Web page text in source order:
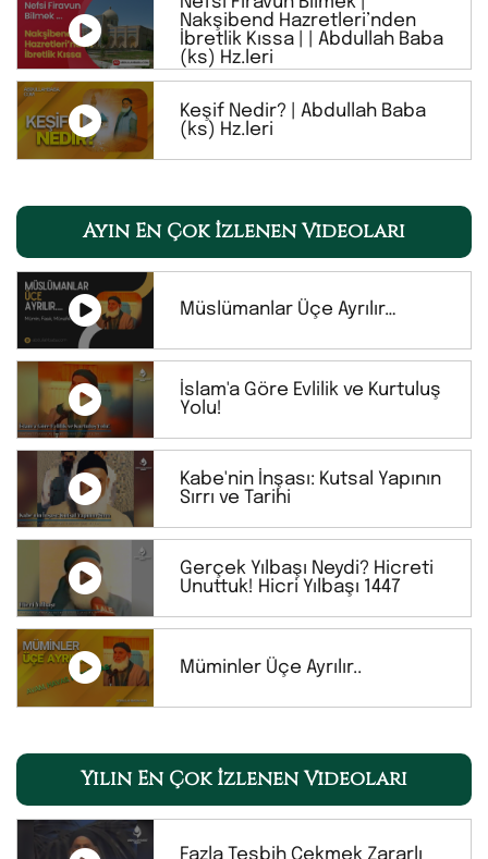
Nakşibend Hazretleri’nden
İbretlik Kıssa | | Abdullah Baba
(ks) Hz.leri
Keşif Nedir? | Abdullah Baba
(ks) Hz.leri
Ayın En Çok İzlenen Videoları
Müslümanlar Üçe Ayrılır…
İslam'a Göre Evlilik ve Kurtuluş
Yolu!
Kabe'nin İnşası: Kutsal Yapının
Sırrı ve Tarihi
Gerçek Yılbaşı Neydi? Hicreti
Unuttuk! Hicri Yılbaşı 1447
Müminler Üçe Ayrılır..
Yılın En Çok İzlenen Videoları